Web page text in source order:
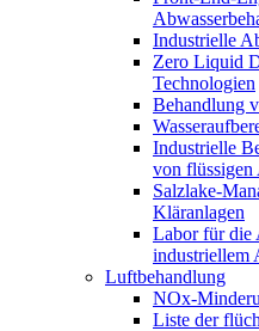
Industrielle
Zero Liquid
Technologien
Behandlung
Industrielle
von flüssigen
Salzlake-
Kläranlagen
Labor für die
industriellem
Luftbehandlung
NOx-
Liste der